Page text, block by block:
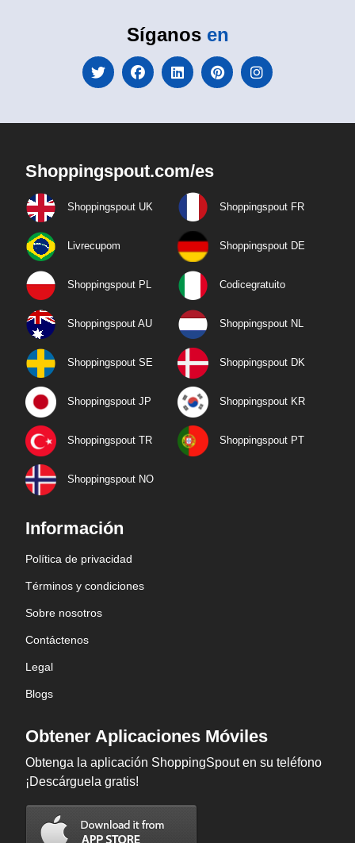
Síganos en
Shoppingspout.com/es
Shoppingspout UK Shoppingspout FR
Livrecupom Shoppingspout DE
Shoppingspout PL Codicegratuito
Shoppingspout AU Shoppingspout NL
Shoppingspout SE Shoppingspout DK
Shoppingspout JP Shoppingspout KR
Shoppingspout TR Shoppingspout PT
Shoppingspout NO
Información
Política de privacidad
Términos y condiciones
Sobre nosotros
Contáctenos
Legal
Blogs
Obtener Aplicaciones Móviles
Obtenga la aplicación ShoppingSpout en su teléfono
¡Descárguela gratis!